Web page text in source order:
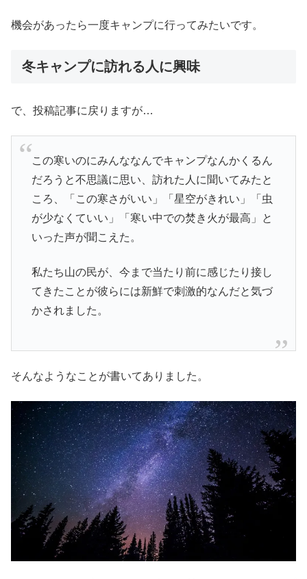
機会があったら一度キャンプに行ってみたいです。
冬キャンプに訪れる人に興味
で、投稿記事に戻りますが…
この寒いのにみんななんでキャンプなんかくるん
だろうと不思議に思い、訪れた人に聞いてみたと
ころ、「この寒さがいい」「星空がきれい」「虫
が少なくていい」「寒い中での焚き火が最高」と
いった声が聞こえた。
私たち山の民が、今まで当たり前に感じたり接し
てきたことが彼らには新鮮で刺激的なんだと気づ
かされました。
そんなようなことが書いてありました。